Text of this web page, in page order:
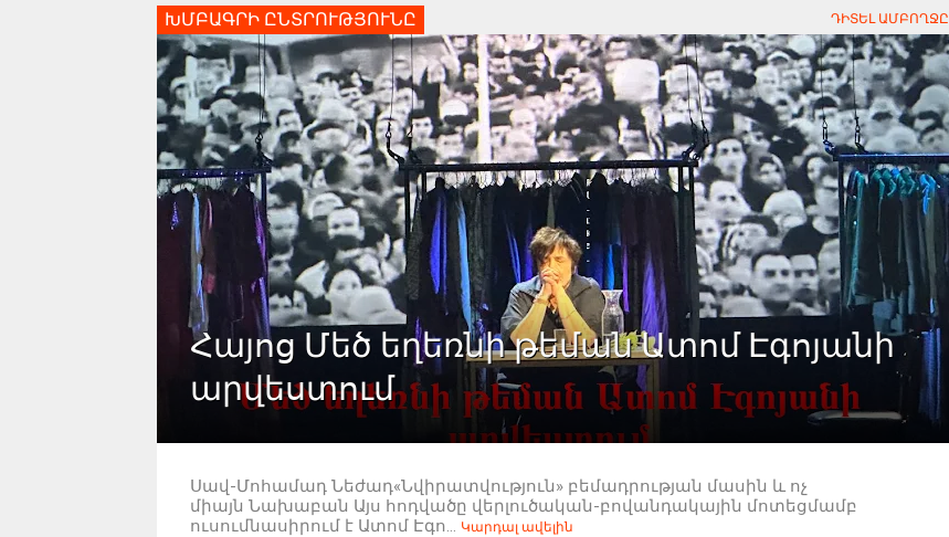
ԽՄԲԱԳՐԻ ԸՆՏՐՈՒԹՅՈՒՆԸ ԴԻՏԵԼ ԱՄԲՈՂՋԸ
Հայոց Մեծ եղեռնի թեման Ատոմ Էգոյանի
արվեստում
Սավ-Մոհամադ Նեժադ«Նվիրատվություն» բեմադրության մասին և ոչ
միայն Նախաբան Այս հոդվածը վերլուծական-բովանդակային մոտեցմամբ
ուսումնասիրում է Ատոմ Էգո... Կարդալ ավելին